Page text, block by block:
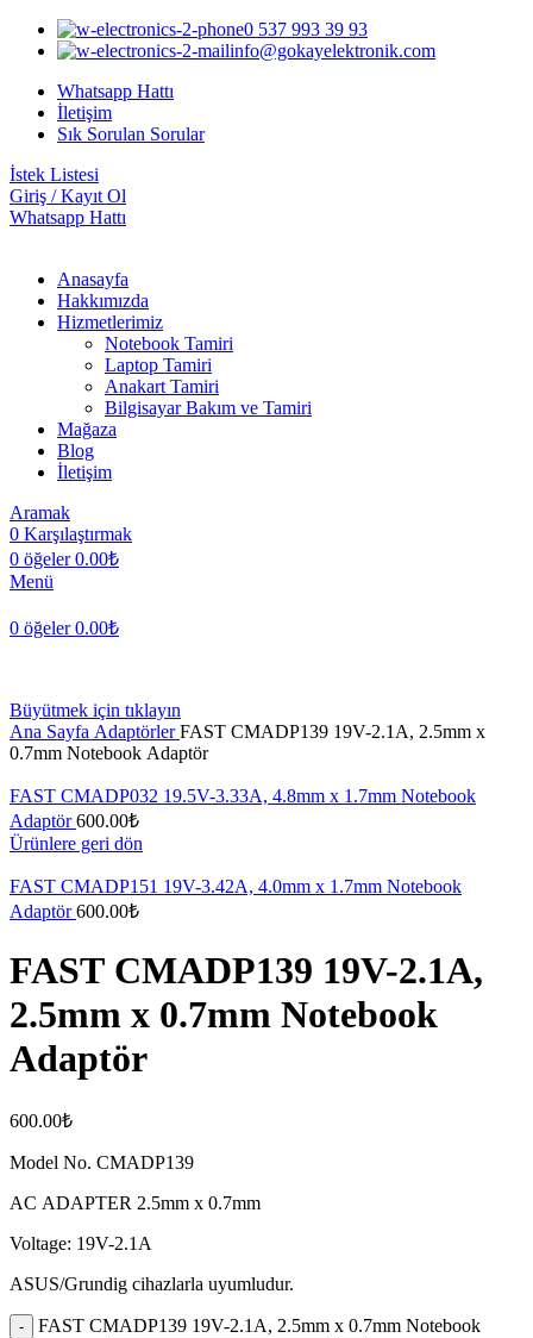
0 537 993 39 93
info@gokayelektronik.com
Whatsapp Hattı
İletişim
Sık Sorulan Sorular
İstek Listesi
Giriş / Kayıt Ol
Whatsapp Hattı
Anasayfa
Hakkımızda
Hizmetlerimiz
Notebook Tamiri
Laptop Tamiri
Anakart Tamiri
Bilgisayar Bakım ve Tamiri
Mağaza
Blog
İletişim
Aramak
0 Karşılaştırmak
0 öğeler 0.00₺
Menü
0 öğeler 0.00₺
Büyütmek için tıklayın
Ana Sayfa AdaptörlerFAST CMADP139 19V-2.1A, 2.5mm x
0.7mm Notebook Adaptör
FAST CMADP032 19.5V-3.33A, 4.8mm x 1.7mm Notebook
Adaptör600.00₺
Ürünlere geri dön
FAST CMADP151 19V-3.42A, 4.0mm x 1.7mm Notebook
Adaptör600.00₺
FAST CMADP139 19V-2.1A,
2.5mm x 0.7mm Notebook
Adaptör
600.00₺
Model No. CMADP139
AC ADAPTER 2.5mm x 0.7mm
Voltage: 19V-2.1A
ASUS/Grundig cihazlarla uyumludur.
FAST CMADP139 19V-2.1A, 2.5mm x 0.7mm Notebook